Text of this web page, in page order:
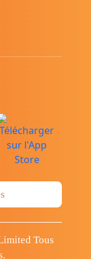
Tous